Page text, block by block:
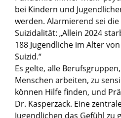
bei Kindern und
werden. Alarmierend sei
Suizidalität: „Allein 2024
188 Jugendliche im Alter
Suizid.“
Es gelte, alle
Menschen arbeiten, zu
können Hilfe finden, und
Dr. Kasperzack. Eine
Jugendlichen das Gefühl zu